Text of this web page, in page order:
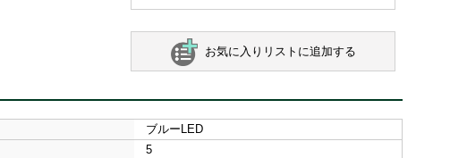
お気に入りリストに追加する
ブルーLED
5